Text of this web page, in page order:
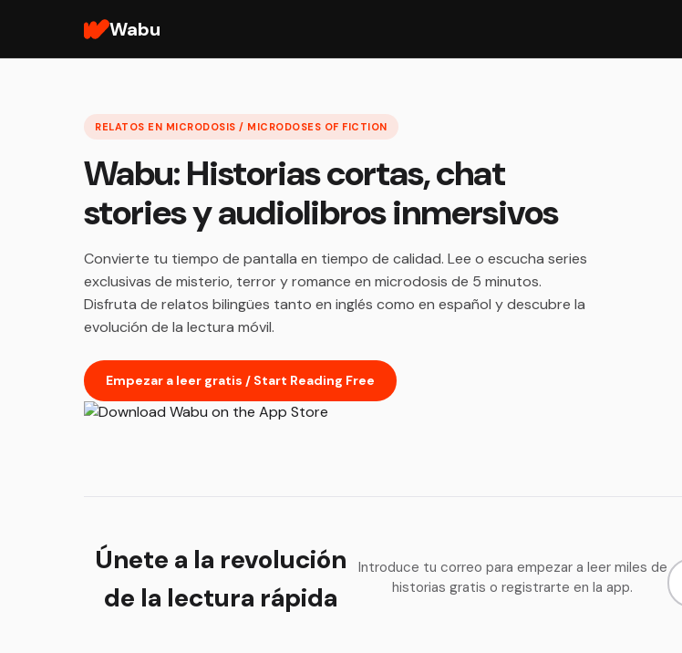
Wabu
RELATOS EN MICRODOSIS / MICRODOSES OF FICTION
Wabu: Historias cortas, chat
stories y audiolibros inmersivos
Convierte tu tiempo de pantalla en tiempo de calidad. Lee o escucha series
exclusivas de misterio, terror y romance en microdosis de 5 minutos.
Disfruta de relatos bilingües tanto en inglés como en español y descubre la
evolución de la lectura móvil.
Empezar a leer gratis / Start Reading Free
Únete a la revolución
de la lectura rápida
Introduce tu correo para empezar a leer miles de
historias gratis o registrarte en la app.